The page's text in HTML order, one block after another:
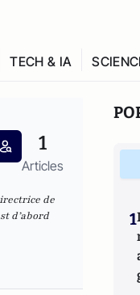
TECH & IA
1
Articles
de
d’abord
1